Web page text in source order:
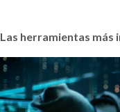
Las herramientas